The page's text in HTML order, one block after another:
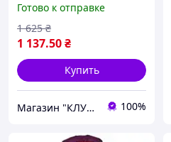
Готово к отправке
1 137.50₴
1 625 ₴
Купить
Магазин "КЛУБ МАНДРІВНИКІВ" 100%